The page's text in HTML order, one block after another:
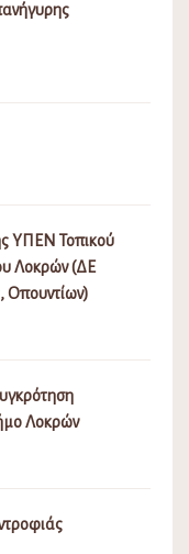
ΥΠΕΝ Τοπικού
Λοκρών (ΔΕ
Οπουντίων)
Λοκρών